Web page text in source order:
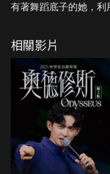
有著舞蹈底子的她，利
的成就！
今天請她來和我們分
完整、全收縮，
各位可以參考下去，寫
相關影片